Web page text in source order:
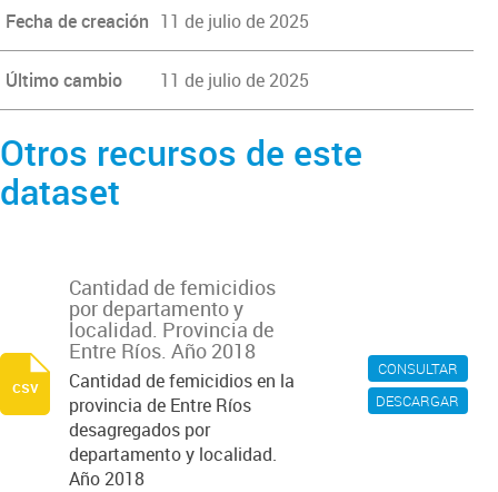
Fecha de creación 11 de julio de 2025
Último cambio 11 de julio de 2025
Otros recursos de este
dataset
CONSULTAR
DESCARGAR
Cantidad de femicidios
por departamento y
localidad. Provincia de
Entre Ríos. Año 2018
Cantidad de femicidios en la
provincia de Entre Ríos
desagregados por
departamento y localidad.
Año 2018
csv